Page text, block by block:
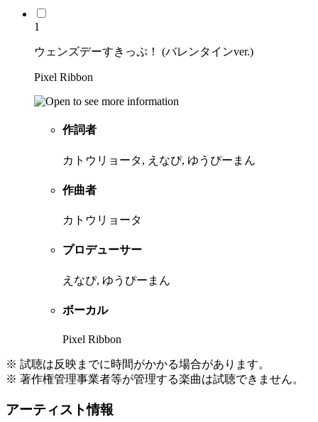
1
ウェンズデーすきっぷ！ (バレンタインver.)
Pixel Ribbon
作詞者
カトウリョータ, えなぴ, ゆうぴーまん
作曲者
カトウリョータ
プロデューサー
えなぴ, ゆうぴーまん
ボーカル
Pixel Ribbon
※ 試聴は反映までに時間がかかる場合があります。
※ 著作権管理事業者等が管理する楽曲は試聴できません。
アーティスト情報